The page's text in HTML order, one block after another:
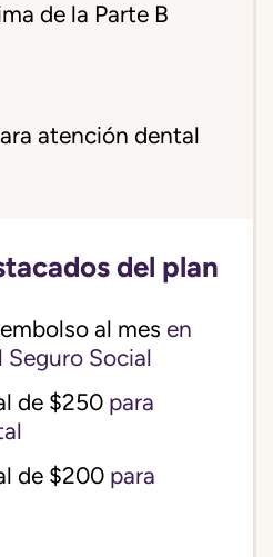
de la Parte B
atención dental
del plan
al mes en
Seguro Social
de $250 para
de $200 para